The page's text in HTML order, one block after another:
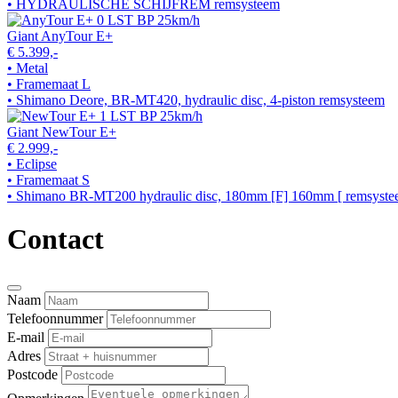
• HYDRAULISCHE SCHIJFREM remsysteem
Giant AnyTour E+
€ 5.399,-
• Metal
• Framemaat L
• Shimano Deore, BR-MT420, hydraulic disc, 4-piston remsysteem
Giant NewTour E+
€ 2.999,-
• Eclipse
• Framemaat S
• Shimano BR-MT200 hydraulic disc, 180mm [F] 160mm [
Contact
Naam
Telefoonnummer
E-mail
Adres
Postcode